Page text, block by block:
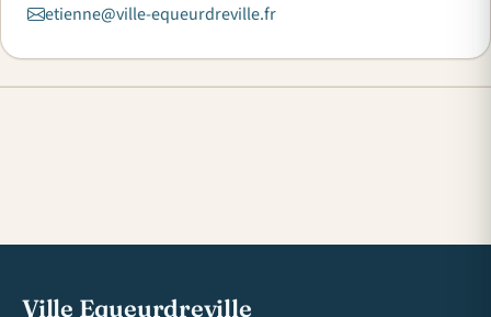
etienne@ville-equeurdreville.fr
Ville Equeurdreville